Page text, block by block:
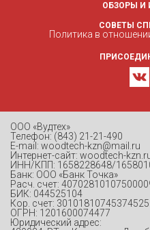
ОБЗОРЫ И
СОВЕТЫ
Политика в
ООО «Вудтех»
Телефон: (843) 21-21-490
E-mail: woodtech-kzn@mail.ru
Интернет-сайт: woodtech-
ИНН/КПП: 1658228648/
Банк: ООО «Банк Точка»
Расч. счет:
БИК: 044525104
Кор. счет:
ОГРН: 1201600074477
Юридический адрес: